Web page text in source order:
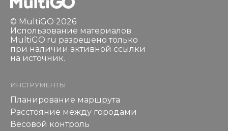
© MultiGO 2026
Использование материалов
MultiGO.ru разрешено только
при наличии активной ссылки
на источник.
ИНСТРУМЕНТЫ
Планирование маршрута
Расстояние между городами
Весовой контроль